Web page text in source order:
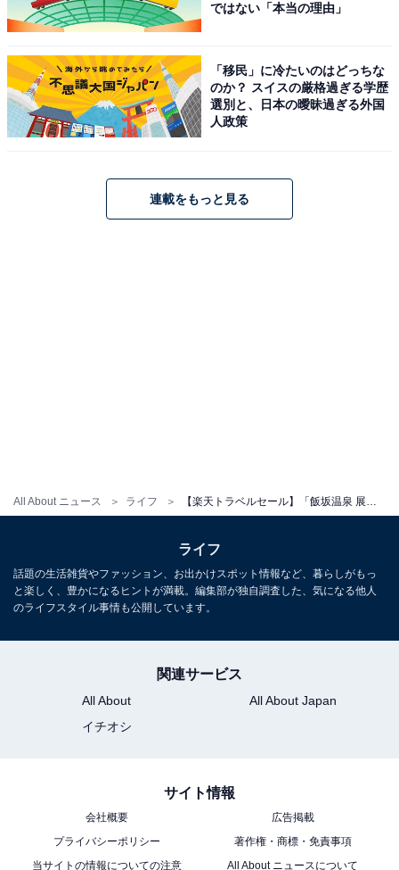
All About ニュース ライフ
いもの部
のがもっと楽しく、もっとお得になる情報をお届け。編集部員によ
る独自レビューなど、ここでしか手に入らない情報も満載です。
...続きを読む
【栃木県の人気ホテル】「鬼怒川温泉ホテル」
は約300年以上の歴史を誇る「鬼怒川温泉」を
堪能できる宿
ではない「本当の理由」
「移民」に冷たいのはどっちな
のか？ スイスの厳格過ぎる学歴
選別と、日本の曖昧過ぎる外国
人政策
連載をもっと見る
ライフ
話題の生活雑貨やファッション、お出かけスポット情報など、暮らしがもっ
と楽しく、豊かになるヒントが満載。編集部が独自調査した、気になる他人
のライフスタイル事情も公開しています。
関連サービス
All About
All About Japan
イチオシ
サイト情報
会社概要
広告掲載
プライバシーポリシー
著作権・商標・免責事項
当サイトの情報についての注意
All About ニュースについて